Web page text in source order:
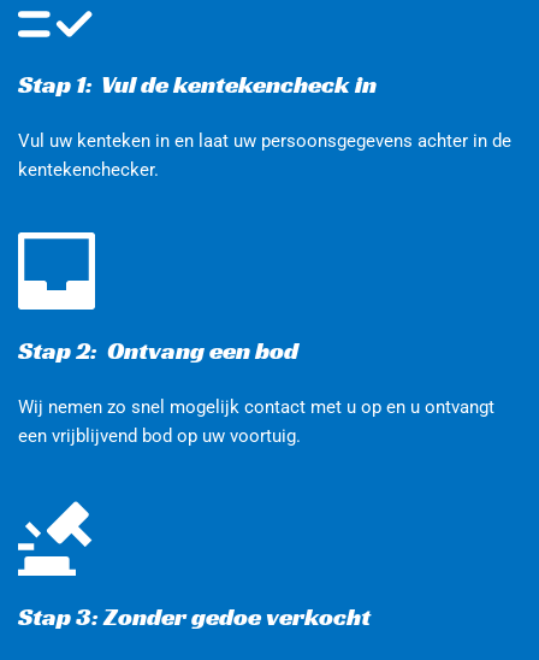
Stap 1:  Vul de kentekencheck in
Vul uw kenteken in en laat uw persoonsgegevens achter in de
kentekenchecker.
Stap 2:  Ontvang een bod
Wij nemen zo snel mogelijk contact met u op en u ontvangt
een vrijblijvend bod op uw voortuig.
Stap 3: Zonder gedoe verkocht